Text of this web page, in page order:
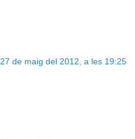
27 de maig del 2012, a les 19:25